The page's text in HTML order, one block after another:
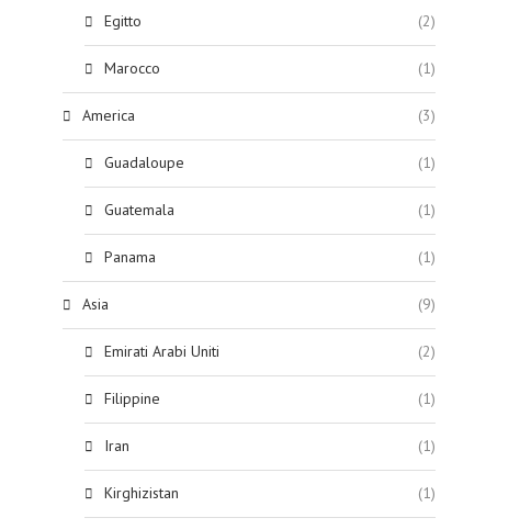
Egitto (2)
Marocco (1)
America (3)
Guadaloupe (1)
Guatemala (1)
Panama (1)
Asia (9)
Emirati Arabi Uniti (2)
Filippine (1)
Iran (1)
Kirghizistan (1)